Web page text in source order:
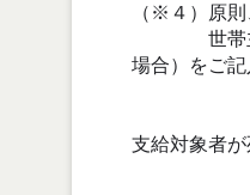
（※４）原
世帯主様以
場合）をご記
支給対象者